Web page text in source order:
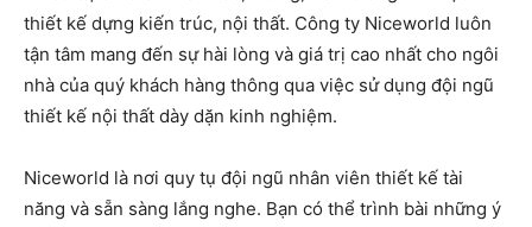
thiết kế dựng kiến trúc, nội thất. Công ty Niceworld luôn
tận tâm mang đến sự hài lòng và giá trị cao nhất cho ngôi
nhà của quý khách hàng thông qua việc sử dụng đội ngũ
thiết kế nội thất dày dặn kinh nghiệm.
Niceworld là nơi quy tụ đội ngũ nhân viên thiết kế tài
năng và sẵn sàng lắng nghe. Bạn có thể trình bài những ý